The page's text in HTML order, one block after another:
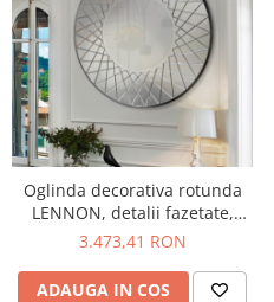
Oglinda decorativa rotunda
LENNON, detalii fazetate,
diametru 130 cm - SCHULLER
3.473,41 RON
ADAUGA IN COS